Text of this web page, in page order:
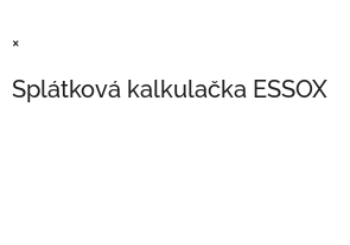
×
Splátková kalkulačka ESSOX